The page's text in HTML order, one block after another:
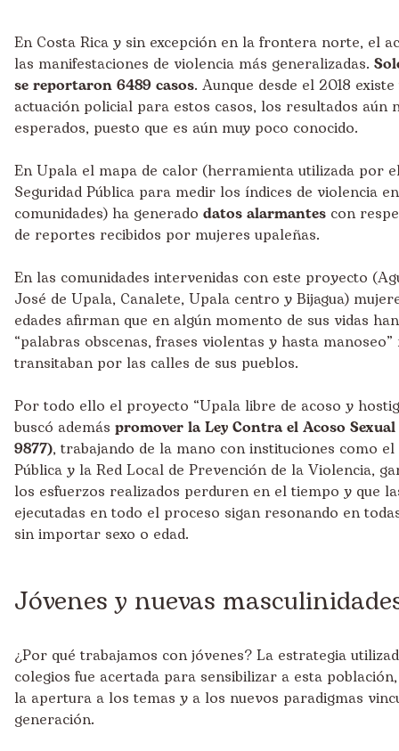
En Costa Rica y sin excepción en la frontera norte, el
las manifestaciones de violencia más generalizadas.
se reportaron 6489 casos. Aunque desde el 2018
actuación policial para estos casos, los resultados aún
esperados, puesto que es aún muy poco conocido.
En Upala el mapa de calor (herramienta utilizada por
Seguridad Pública para medir los índices de violencia
comunidades) ha generado datos alarmantes con
de reportes recibidos por mujeres upaleñas.
En las comunidades intervenidas con este proyecto
José de Upala, Canalete, Upala centro y Bijagua)
edades afirman que en algún momento de sus vidas
“palabras obscenas, frases violentas y hasta
transitaban por las calles de sus pueblos.
Por todo ello el proyecto “Upala libre de acoso y
buscó además promover la Ley Contra el Acoso Sexual
9877), trabajando de la mano con instituciones como el
Pública y la Red Local de Prevención de la Violencia,
los esfuerzos realizados perduren en el tiempo y que
ejecutadas en todo el proceso sigan resonando en
sin importar sexo o edad.
Jóvenes y nuevas
¿Por qué trabajamos con jóvenes? La estrategia
colegios fue acertada para sensibilizar a esta
la apertura a los temas y a los nuevos paradigmas
generación.